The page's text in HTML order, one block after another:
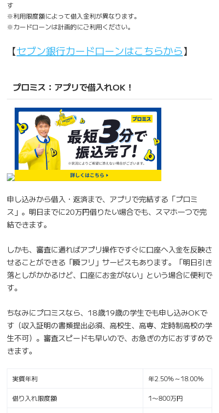
す
※利用限度額によって借入金利が異なります。
※カードローンは計画的にご利用ください。
【セブン銀行カードローンはこちらから】
プロミス：アプリで借入れOK！
申し込みから借入・返済まで、アプリで完結する「プロミ
ス」。明日までに20万円借りたい場合でも、スマホ一つで完
結できます。
しかも、審査に通ればアプリ操作ですぐに口座へ入金を反映さ
せることができる「瞬フリ」サービスもあります。「明日引き
落としがかかるけど、口座にお金がない」という場合に便利で
す。
ちなみにプロミスなら、18歳19歳の学生でも申し込みOKで
す（収入証明の書類提出必須、高校生、高専、定時制高校の学
生不可）。審査スピードも早いので、お急ぎの方におすすめで
きます。
実質年利 年2.50％～18.00％
借り入れ限度額 1〜800万円